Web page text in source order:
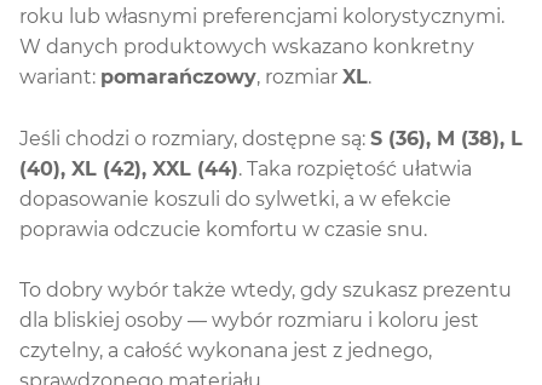
roku lub własnymi preferencjami kolorystycznymi.
W danych produktowych wskazano konkretny
wariant: pomarańczowy, rozmiar XL.
Jeśli chodzi o rozmiary, dostępne są: S (36), M (38), L
(40), XL (42), XXL (44). Taka rozpiętość ułatwia
dopasowanie koszuli do sylwetki, a w efekcie
poprawia odczucie komfortu w czasie snu.
To dobry wybór także wtedy, gdy szukasz prezentu
dla bliskiej osoby — wybór rozmiaru i koloru jest
czytelny, a całość wykonana jest z jednego,